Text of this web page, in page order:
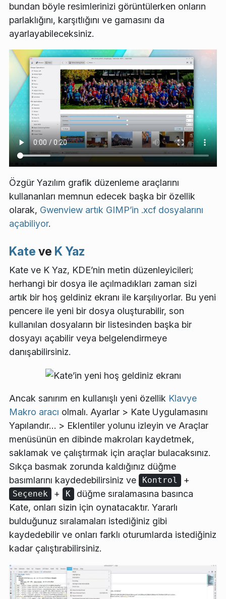
bundan böyle resimlerinizi görüntülerken onların
parlaklığını, karşıtlığını ve gamasını da
ayarlayabileceksiniz.
Özgür Yazılım grafik düzenleme araçlarını
kullananları memnun edecek başka bir özellik
olarak, Gwenview artık GIMP’in .xcf dosyalarını
açabiliyor.
Kate ve K Yaz
Kate ve K Yaz, KDE’nin metin düzenleyicileri;
herhangi bir dosya ile açılmadıkları zaman sizi
artık bir hoş geldiniz ekranı ile karşılıyorlar. Bu yeni
pencere ile yeni bir dosya oluşturabilir, son
kullanılan dosyaların bir listesinden başka bir
dosyayı açabilir veya belgelendirmeye
danışabilirsiniz.
Ancak sanırım en kullanışlı yeni özellik Klavye
Makro aracı olmalı. Ayarlar > Kate Uygulamasını
Yapılandır… > Eklentiler yolunu izleyin ve Araçlar
menüsünün en dibinde makroları kaydetmek,
saklamak ve çalıştırmak için araçlar bulacaksınız.
Sıkça basmak zorunda kaldığınız düğme
basımlarını kaydedebilirsiniz ve
Kontrol +
Seçenek + K
düğme sıralamasına basınca
Kate, onları sizin için oynatacaktır. Yararlı
bulduğunuz sıralamaları istediğiniz gibi
kaydedebilir ve onları farklı oturumlarda istediğiniz
kadar çalıştırabilirsiniz.